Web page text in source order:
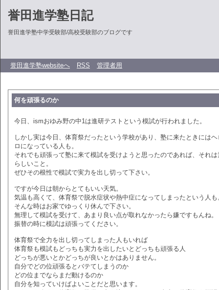
誉田進学塾日記
誉田進学塾中学受験部/高校受験部のブログです
誉田進学塾websiteへ RSS 管理者用
何を頑張るのか
今日、ismおゆみ野の中1は進研テストという模試が行われました。
しかし実は今日、体育祭だったという学校があり、塾に来たときにはヘ
ロになっている人も。
それでも頑張って塾に来て模試を受けようと思ったのであれば、それは
らしいこと。
ぜひその根性で模試で実力を出し切って下さい。
ですが今日は朝からとてもいい天気。
気温も高くて、体育祭で脱水症状や熱中症になってしまったという人も
そんな時はお家でゆっくり休んで下さい。
無理して模試を受けて、あまり良い点が取れなかったら嫌ですもんね。
振替の時に模試は頑張ってください。
体育祭で全力を出し切ってしまった人もいれば
体育祭も模試もどっちも実力を出したいとどっちも頑張る人
どっちが悪いとかどっちが良いとかはありません。
自分でどの位頑張るとバテてしまうのか
どの位までならまだ動けるのか
自分を知っていけばよいことだと思います。